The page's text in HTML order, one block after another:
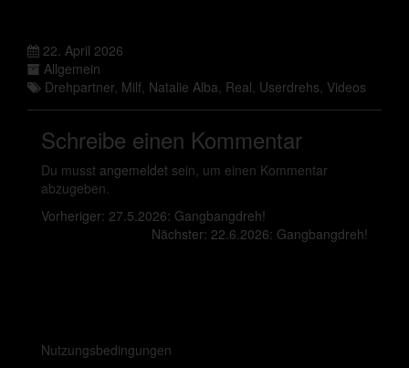
22. April 2026
Allgemein
Drehpartner, Milf Natalie Alba Real Userdrehs Videos
Schreibe einen Kommentar
Du musst angemeldet sein, um einen Kommentar
abzugeben.
Vorheriger: 27.5.2026: Gangbangdreh!
Nächster: 22.6.2026: Gangbangdreh!
Nutzungsbedingungen